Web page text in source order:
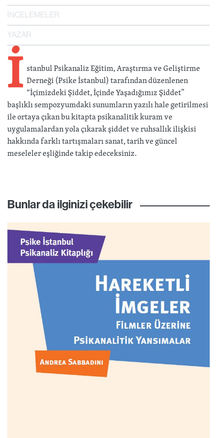
İNCELEMELER
YAZAR
İstanbul Psikanaliz Eğitim, Araştırma ve Geliştirme
Derneği (Psike İstanbul) tarafından düzenlenen
“İçimizdeki Şiddet, İçinde Yaşadığımız Şiddet”
başlıklı sempozyumdaki sunumların yazılı hale getirilmesi
ile ortaya çıkan bu kitapta psikanalitik kuram ve
uygulamalardan yola çıkarak şiddet ve ruhsallık ilişkisi
hakkında farklı tartışmaları sanat, tarih ve güncel
meseleler eşliğinde takip edeceksiniz.
Bunlar da ilginizi çekebilir